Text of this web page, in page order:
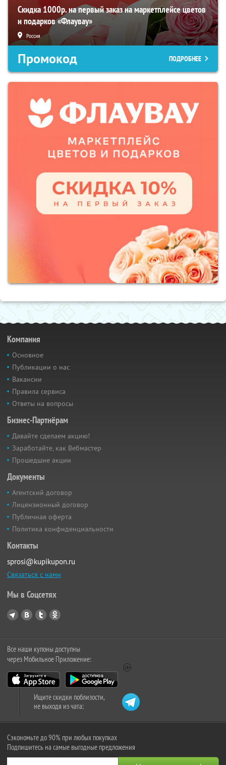
Скидка 1000р. на первый заказ на маркетплейсе цветов
и подарков «Флаувау»
Россия
Промокод ПОДРОБНЕЕ
Компания
Основное
Публикации о нас
Вакансии
Правила сервиса
Ответы на вопросы
Бизнес-Партнёрам
Давайте сделаем акцию!
Заработайте, как Вебмастер
Прошедшие акции
Документы
Агентский договор
Лицензионный договор
Публичная оферта
Политика конфиденциальности
Контакты
sprosi@kupikupon.ru
Связаться с нами
Мы в Соцсетях
Все наши купоны доступны
через Мобильное Приложение:
Ищите скидки поблизости,
не выходя из чата:
Сэкономьте до 90% при любых покупках
Подпишитесь на самые выгодные предложения